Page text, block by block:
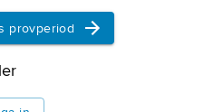
provperiod